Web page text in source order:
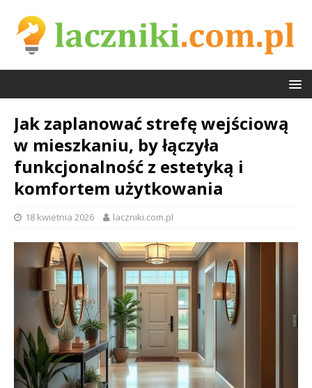
Jak zaplanować strefę wejściową
w mieszkaniu, by łączyła
funkcjonalność z estetyką i
komfortem użytkowania
18 kwietnia 2026 laczniki.com.pl